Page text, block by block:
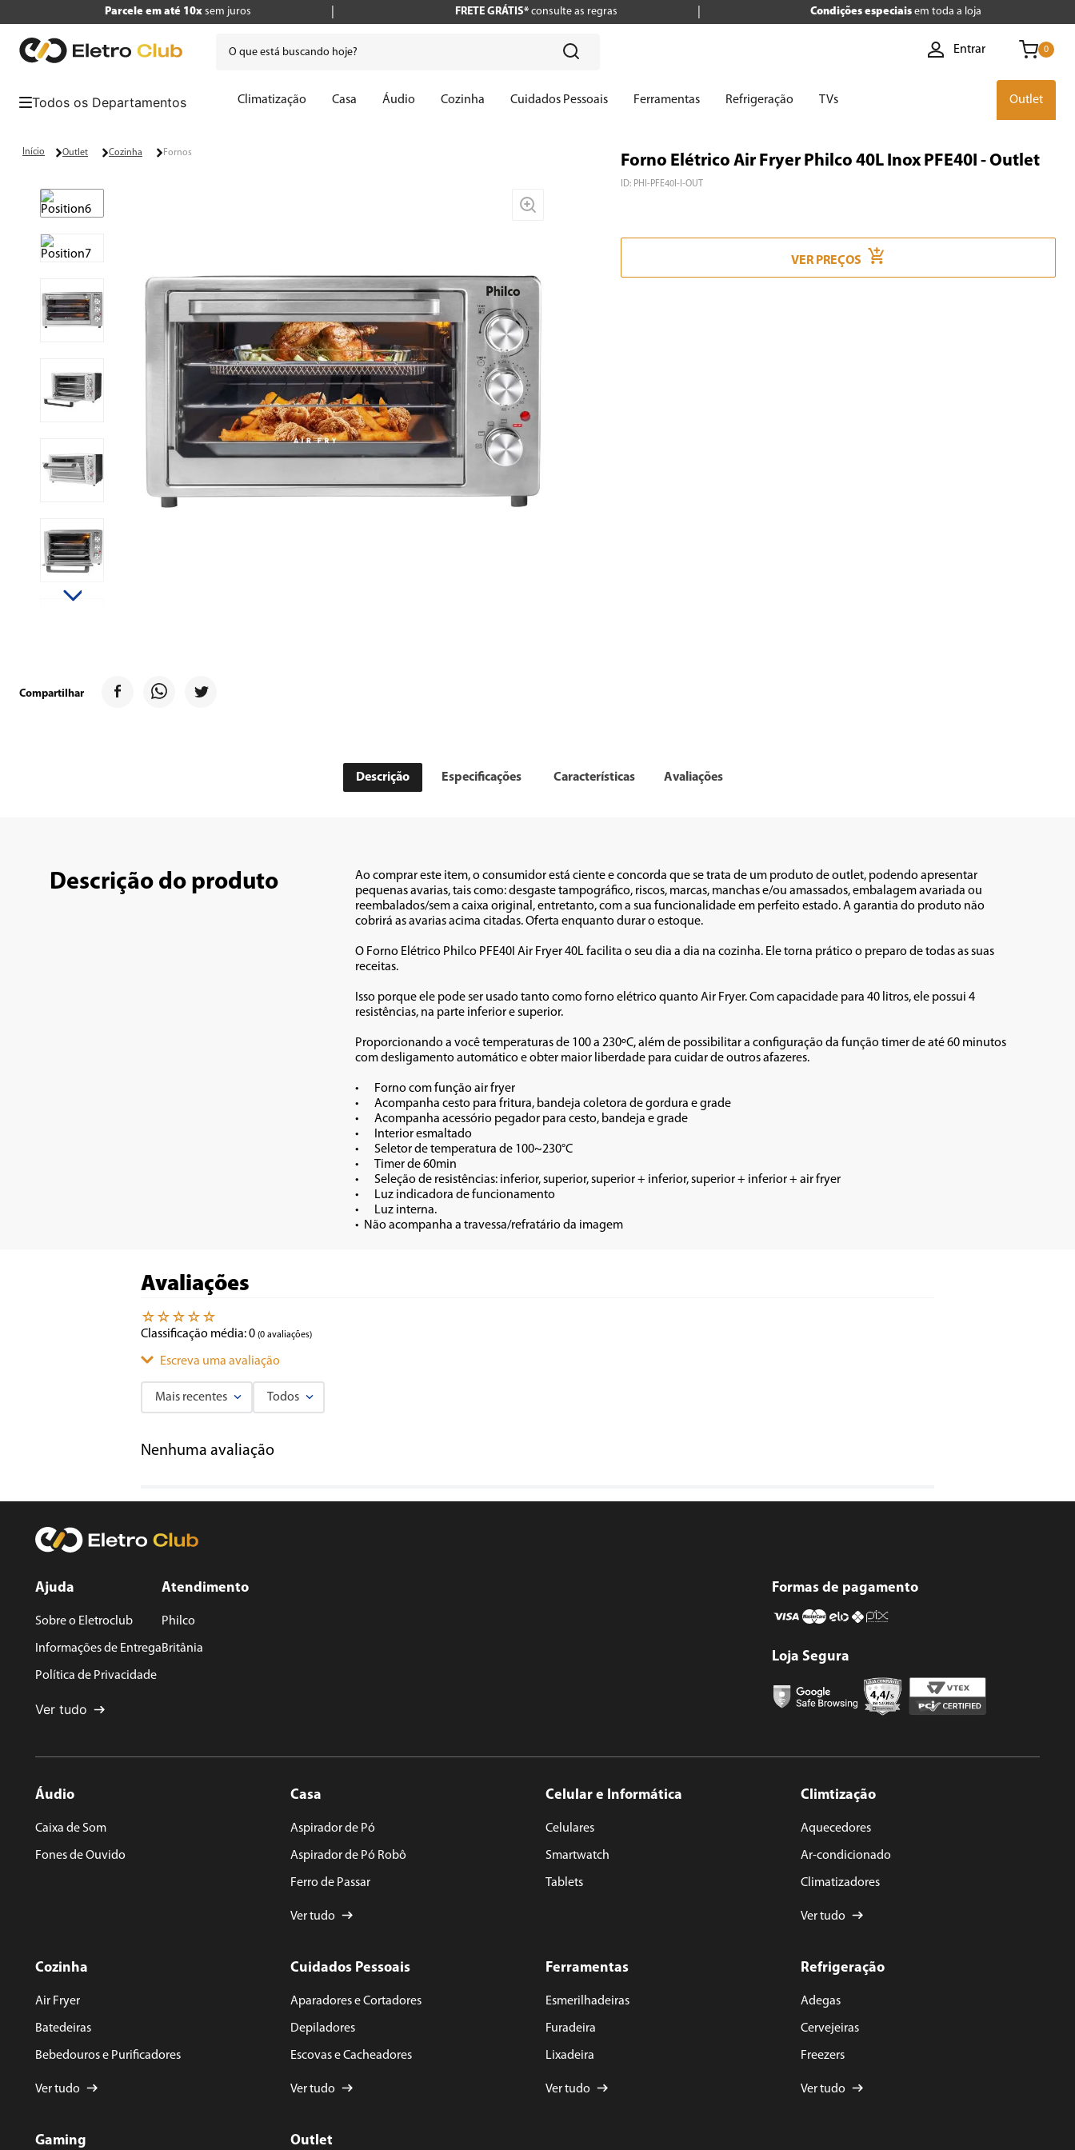
Parcele em até 10xsem juros FRETE GRÁTIS*consulte as regras Condições especiais em toda a loja
Entrar 0
Climatização Casa Áudio Cozinha Cuidados Pessoais Ferramentas Refrigeração TVs Outlet
Outlet Cozinha Fornos
Compartilhar
Forno Elétrico Air Fryer Philco 40L Inox PFE40I - Outlet
ID: PHI-PFE40I-I-OUT
VER PREÇOS
Descrição Especificações Características Avaliações
Descrição do produto
Ao comprar este item, o consumidor está ciente e concorda que se trata de um produto de outlet, podendo apresentar
pequenas avarias, tais como: desgaste tampográfico, riscos, marcas, manchas e/ou amassados, embalagem avariada ou
reembalados/sem a caixa original, entretanto, com a sua funcionalidade em perfeito estado. A garantia do produto não
cobrirá as avarias acima citadas. Oferta enquanto durar o estoque.
O Forno Elétrico Philco PFE40I Air Fryer 40L facilita o seu dia a dia na cozinha. Ele torna prático o preparo de todas as suas
receitas.
Isso porque ele pode ser usado tanto como forno elétrico quanto Air Fryer. Com capacidade para 40 litros, ele possui 4
resistências, na parte inferior e superior.
Proporcionando a você temperaturas de 100 a 230ºC, além de possibilitar a configuração da função timer de até 60 minutos
com desligamento automático e obter maior liberdade para cuidar de outros afazeres.
•	Forno com função air fryer
•	Acompanha cesto para fritura, bandeja coletora de gordura e grade
•	Acompanha acessório pegador para cesto, bandeja e grade
•	Interior esmaltado
•	Seletor de temperatura de 100~230°C
•	Timer de 60min
•	Seleção de resistências: inferior, superior, superior + inferior, superior + inferior + air fryer
•	Luz indicadora de funcionamento
•	Luz interna.
•  Não acompanha a travessa/refratário da imagem
Avaliações
☆ ☆ ☆ ☆ ☆
Classificação média: 0 (0 avaliações)
Escreva uma avaliação
Título
★★
Mais recentes Todos
Nenhuma avaliação
Ajuda
Sobre o Eletroclub
Informações de Entrega
Política de Privacidade
Ver tudo
Atendimento
Philco
Britânia
Formas de pagamento
Loja Segura
Áudio
Caixa de Som
Fones de Ouvido
Casa
Aspirador de Pó
Aspirador de Pó Robô
Ferro de Passar
Ver tudo
Celular e Informática
Celulares
Smartwatch
Tablets
Climtização
Aquecedores
Ar-condicionado
Climatizadores
Ver tudo
Cozinha
Air Fryer
Batedeiras
Bebedouros e Purificadores
Ver tudo
Cuidados Pessoais
Aparadores e Cortadores
Depiladores
Escovas e Cacheadores
Ver tudo
Ferramentas
Esmerilhadeiras
Furadeira
Lixadeira
Ver tudo
Refrigeração
Adegas
Cervejeiras
Freezers
Ver tudo
Gaming Outlet
7º caixa som
liquidificador
9º forno
10 º ventilador